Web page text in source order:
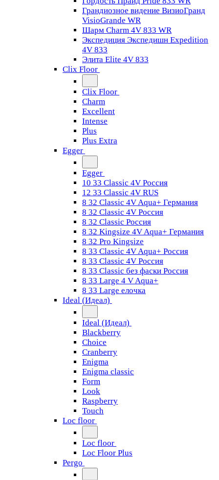
Грандиозное видение ВизиоГранд
VisioGrande WR
Шарм Charm 4V 833 WR
Экспедиция Экспедишн Expedition
4V 833
Элита Elite 4V 833
Clix Floor
Clix Floor
Charm
Excellent
Intense
Plus
Plus Extra
Egger
Egger
10 33 Classic 4V Россия
12 33 Classic 4V RUS
8 32 Classic 4V Aqua+ Германия
8 32 Classic 4V Россия
8 32 Classic Россия
8 32 Kingsize 4V Aqua+ Германия
8 32 Pro Kingsize
8 33 Classic 4V Aqua+ Россия
8 33 Classic 4V Россия
8 33 Classic без фаски Россия
8 33 Large 4 V Aqua+
8 33 Large елочка
Ideal (Идеал)
Ideal (Идеал)
Blackberry
Choice
Cranberry
Enigma
Enigma classic
Form
Look
Raspberry
Touch
Loc floor
Loc floor
Loc Floor Plus
Pergo